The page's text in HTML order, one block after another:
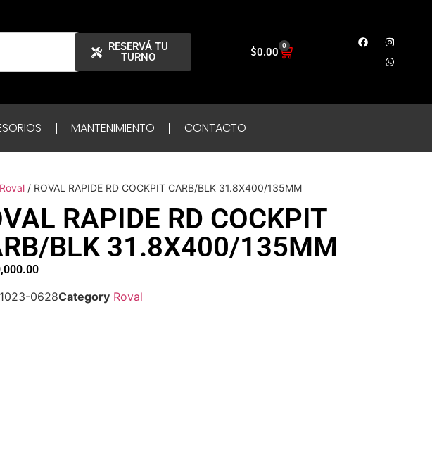
RESERVÁ TU
TURNO
$0.00 0
MANTENIMIENTO CONTACTO
Roval / ROVAL RAPIDE RD COCKPIT CARB/BLK 31.8X400/135MM
RAPIDE RD COCKPIT
BLK 31.8X400/135MM
0628Category Roval